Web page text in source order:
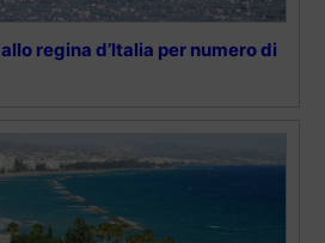
regina d’Italia per numero di